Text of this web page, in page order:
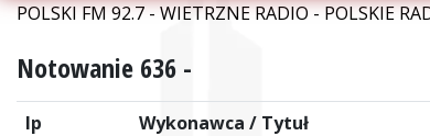
POLSKI FM 92.7 - WIETRZNE RADIO - POLSKIE
Notowanie 636 -
lp Wykonawca / Tytuł